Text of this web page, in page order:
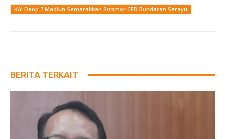
KAI Daop 7 Madiun Semarakkan Sunmor CFD Bundaran Serayu
BERITA TERKAIT